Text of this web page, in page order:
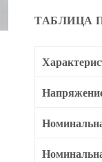
ТАБЛИЦА